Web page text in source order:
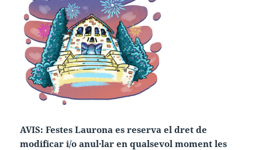
AVIS: Festes Laurona es reserva el dret de
modificar i/o anul·lar en qualsevol moment les